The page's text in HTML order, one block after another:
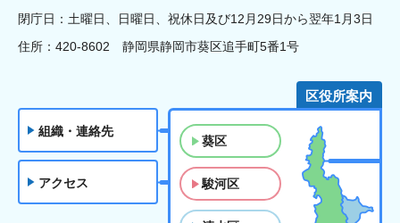
閉庁日：土曜日、日曜日、祝休日及び12月29日から翌年1月3日
住所：420-8602 静岡県静岡市葵区追手町5番1号
組織・連絡先
アクセス
区役所案内
葵区
駿河区